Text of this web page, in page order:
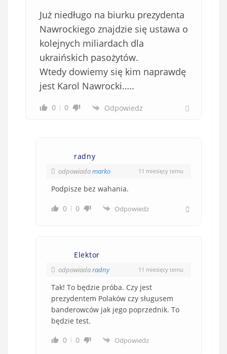
Już niedługo na biurku prezydenta
Nawrockiego znajdzie się ustawa o
kolejnych miliardach dla
ukraińskich pasożytów.
Wtedy dowiemy się kim naprawdę
jest Karol Nawrocki…..
0 0 Odpowiedz
radny
odpowiadamarko 11 miesięcy temu
Podpisze bez wahania.
0 0 Odpowiedz
Elektor
odpowiadaradny 11 miesięcy temu
Tak! To będzie próba. Czy jest
prezydentem Polaków czy sługusem
banderowców jak jego poprzednik. To
będzie test.
0
0 Odpowiedz